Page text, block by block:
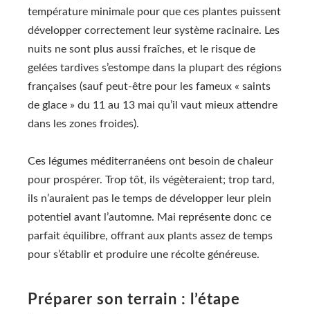
température minimale pour que ces plantes puissent
développer correctement leur système racinaire. Les
nuits ne sont plus aussi fraîches, et le risque de
gelées tardives s’estompe dans la plupart des régions
françaises (sauf peut-être pour les fameux « saints
de glace » du 11 au 13 mai qu’il vaut mieux attendre
dans les zones froides).
Ces légumes méditerranéens ont besoin de chaleur
pour prospérer. Trop tôt, ils végèteraient; trop tard,
ils n’auraient pas le temps de développer leur plein
potentiel avant l’automne. Mai représente donc ce
parfait équilibre, offrant aux plants assez de temps
pour s’établir et produire une récolte généreuse.
Préparer son terrain : l’étape